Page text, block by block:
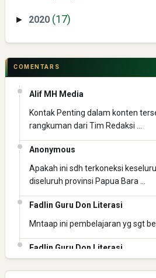
Pelajaran Berharga dari Kasus dr.
► 2020 (17)
COMENTARS
Alif MH Media
Kontak Penting dalam konten
rangkuman dari Tim Redaksi …
Anonymous
Apakah ini sdh terkoneksi
diseluruh provinsi Papua Bara …
Fadlin Guru Don Literasi
Mntaap ini pembelajaran yg sgt
Fadlin Guru Don Literasi